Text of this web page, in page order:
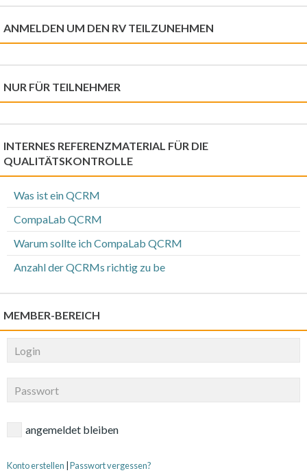
ANMELDEN UM DEN RV TEILZUNEHMEN
NUR FÜR TEILNEHMER
INTERNES REFERENZMATERIAL FÜR DIE
QUALITÄTSKONTROLLE
Was ist ein QCRM
CompaLab QCRM
Warum sollte ich CompaLab QCRM
Anzahl der QCRMs richtig zu be
MEMBER-BEREICH
angemeldet bleiben
Konto erstellen Passwort vergessen?